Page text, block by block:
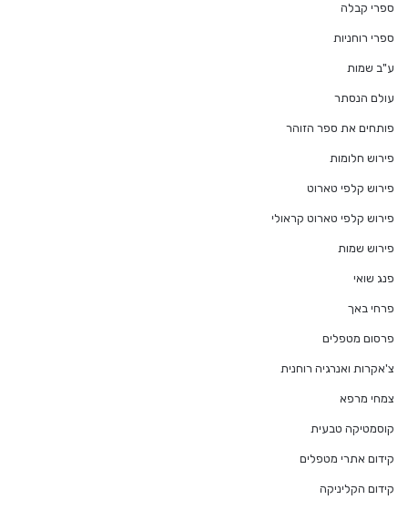
ספרי קבלה
ספרי רוחניות
ע"ב שמות
עולם הנסתר
פותחים את ספר הזוהר
פירוש חלומות
פירוש קלפי טארוט
פירוש קלפי טארוט קראולי
פירוש שמות
פנג שואי
פרחי באך
פרסום מטפלים
צ'אקרות ואנרגיה רוחנית
צמחי מרפא
קוסמטיקה טבעית
קידום אתרי מטפלים
קידום הקליניקה